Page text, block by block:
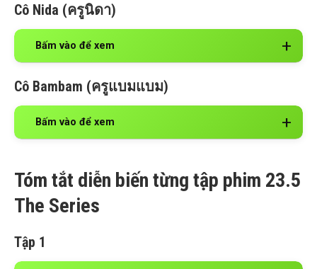
Cô Nida (ครูนิดา)
Bấm vào để xem
Cô Bambam (ครูแบมแบม)
Bấm vào để xem
Tóm tắt diễn biến từng tập phim 23.5
The Series
Tập 1